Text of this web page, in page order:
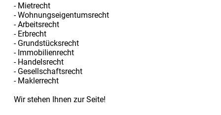
- Mietrecht
- Wohnungseigentumsrecht
- Arbeitsrecht
- Erbrecht
- Grundstücksrecht
- Immobilienrecht
- Handelsrecht
- Gesellschaftsrecht
- Maklerrecht
Wir stehen Ihnen zur Seite!